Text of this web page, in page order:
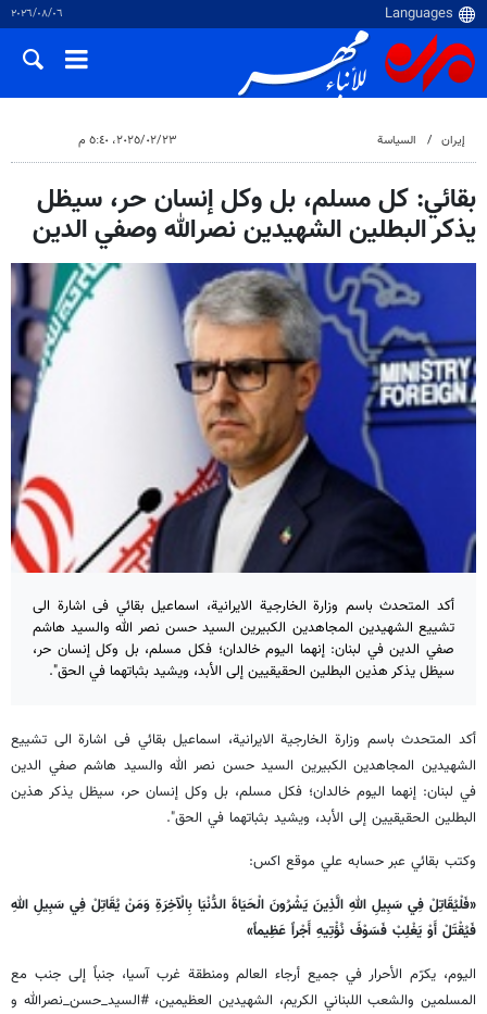
٠٦‏/٠٨‏/٢٠٢٦
إيران السياسة ٢٣‏/٠٢‏/٢٠٢٥، ٥:٤٠ م
بقائي: كل مسلم، بل وكل إنسان حر، سيظل
يذكر البطلين الشهيدين نصرالله وصفي الدين
أكد المتحدث باسم وزارة الخارجية الايرانية، اسماعيل بقائي فی اشارة الى
تشييع الشهيدين المجاهدين الكبيرين السيد حسن نصر الله والسيد هاشم
صفي الدين في لبنان: إنهما اليوم خالدان؛ فكل مسلم، بل وكل إنسان حر،
سيظل يذكر هذين البطلين الحقيقيين إلى الأبد، ويشيد بثباتهما في الحق".
أكد المتحدث باسم وزارة الخارجية الايرانية، اسماعيل بقائي فی اشارة الى تشييع
الشهيدين المجاهدين الكبيرين السيد حسن نصر الله والسيد هاشم صفي الدين
في لبنان: إنهما اليوم خالدان؛ فكل مسلم، بل وكل إنسان حر، سيظل يذكر هذين
البطلين الحقيقيين إلى الأبد، ويشيد بثباتهما في الحق".
وكتب بقائي عبر حسابه علي موقع اكس:
«فَلْيُقَاتِلْ فِي سَبِيلِ اللهِ الَّذِينَ يَشْرُونَ الْحَيَاةَ الدُّنْيَا بِالْآخِرَةِ وَمَنْ يُقَاتِلْ فِي سَبِيلِ اللهِ
فَيُقْتَلْ أَوْ يَغْلِبْ فَسَوْفَ نُؤْتِيهِ أَجْراً عَظِيماً»
اليوم، يكرّم الأحرار في جميع أرجاء العالم ومنطقة غرب آسيا، جنباً إلى جنب مع
المسلمين والشعب اللبناني الکریم، الشهيدين العظيمين، #السيد_حسن_نصرالله و